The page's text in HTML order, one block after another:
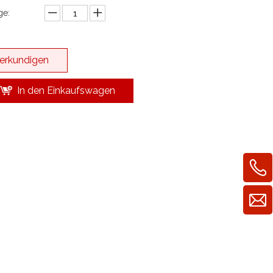
erkundigen
In den Einkaufswagen